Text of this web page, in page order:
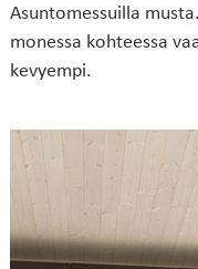
Asuntomessuilla
monessa kohteessa
kevyempi.